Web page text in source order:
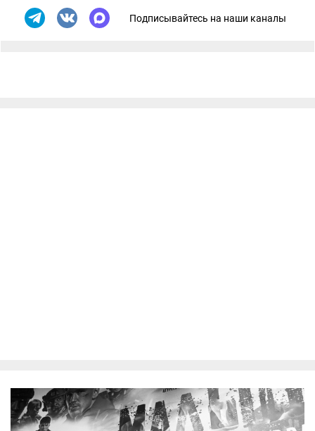
Подписывайтесь на наши каналы